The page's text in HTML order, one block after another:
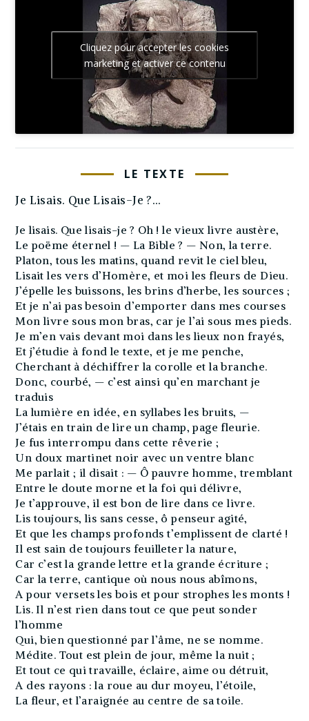
Cliquez pour accepter les cookies
marketing et activer ce contenu
LE TEXTE
Je Lisais. Que Lisais-Je ?…
Je lisais. Que lisais-je ? Oh ! le vieux livre austère,
Le poëme éternel ! — La Bible ? — Non, la terre.
Platon, tous les matins, quand revit le ciel bleu,
Lisait les vers d’Homère, et moi les fleurs de Dieu.
J’épelle les buissons, les brins d’herbe, les sources ;
Et je n’ai pas besoin d’emporter dans mes courses
Mon livre sous mon bras, car je l’ai sous mes pieds.
Je m’en vais devant moi dans les lieux non frayés,
Et j’étudie à fond le texte, et je me penche,
Cherchant à déchiffrer la corolle et la branche.
Donc, courbé, — c’est ainsi qu’en marchant je
traduis
La lumière en idée, en syllabes les bruits, —
J’étais en train de lire un champ, page fleurie.
Je fus interrompu dans cette rêverie ;
Un doux martinet noir avec un ventre blanc
Me parlait ; il disait : — Ô pauvre homme, tremblant
Entre le doute morne et la foi qui délivre,
Je t’approuve, il est bon de lire dans ce livre.
Lis toujours, lis sans cesse, ô penseur agité,
Et que les champs profonds t’emplissent de clarté !
Il est sain de toujours feuilleter la nature,
Car c’est la grande lettre et la grande écriture ;
Car la terre, cantique où nous nous abîmons,
A pour versets les bois et pour strophes les monts !
Lis. Il n’est rien dans tout ce que peut sonder
l’homme
Qui, bien questionné par l’âme, ne se nomme.
Médite. Tout est plein de jour, même la nuit ;
Et tout ce qui travaille, éclaire, aime ou détruit,
A des rayons : la roue au dur moyeu, l’étoile,
La fleur, et l’araignée au centre de sa toile.